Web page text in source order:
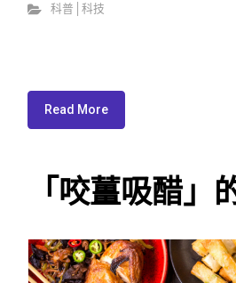
科普│科技
Read More
「咬薑吸醋」